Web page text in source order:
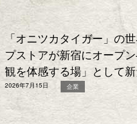
「オニツカタイガー」の
プストアが新宿にオープ
観を体感する場」として
2026年7月15日 企業